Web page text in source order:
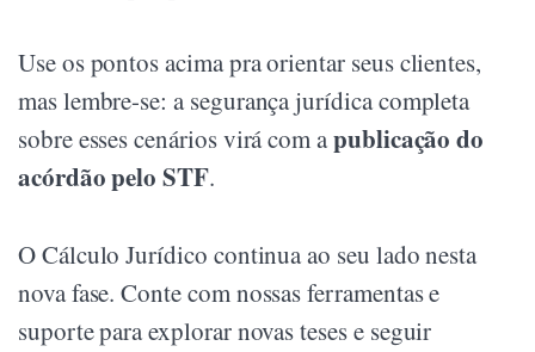
Use os pontos acima pra orientar seus clientes,
mas lembre-se: a segurança jurídica completa
sobre esses cenários virá com apublicação do
acórdão pelo STF.
O Cálculo Jurídico continua ao seu lado nesta
nova fase. Conte com nossas ferramentas e
suporte para explorar novas teses e seguir